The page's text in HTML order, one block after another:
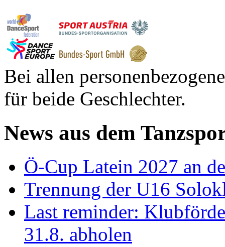
Bei allen
für beide Geschlechter.
News aus dem
Ö-Cup Latein 2027 an
Trennung der U16
Last reminder:
31.8. abholen